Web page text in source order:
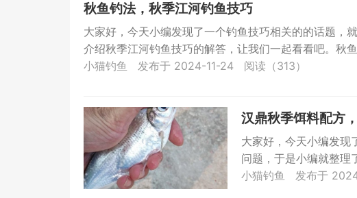
秋鱼钓法，秋季江河钓鱼技巧
大家好，今天小编发现了一个钓鱼技巧相关的的话题，
介绍秋季江河钓鱼技巧的解答，让我们一起看看吧。秋
小猫钓鱼
发布于 2024-11-24 阅读（313）
汉鼎秋季饵料配方
大家好，今天小编发现
问题，于是小编就整理
吧。汉鼎秋季饵...
小猫钓鱼 发布于